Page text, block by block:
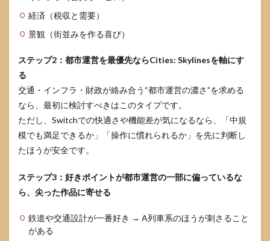
経済（税収と需要）
景観（街並みを作る喜び）
ステップ2：都市運営を最優先ならCities: Skylinesを軸にす
る
交通・インフラ・財政が絡み合う“都市運営の濃さ”を求める
なら、最初に検討すべきはこのタイプです。
ただし、Switchでの快適さや機能差が気になるなら、「中規
模でも満足できるか」「操作に慣れられるか」を先に判断し
たほうが安全です。
ステップ3：好きポイントが都市運営の一部に偏っているな
ら、尖った作品に寄せる
鉄道や交通設計が一番好き → A列車系のほうが刺さること
がある